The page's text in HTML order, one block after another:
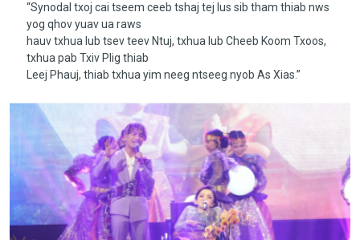
“Synodal txoj cai tseem ceeb tshaj tej lus sib tham thiab nws
yog qhov yuav ua raws
hauv txhua lub tsev teev Ntuj, txhua lub Cheeb Koom Txoos,
txhua pab Txiv Plig thiab
Leej Phauj, thiab txhua yim neeg ntseeg nyob As Xias.”